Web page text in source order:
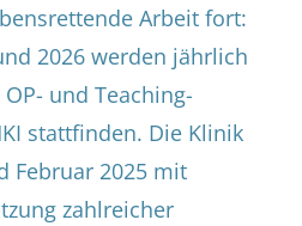
Arbeit fort:
2026 werden jährlich
und Teaching-
stattfinden. Die Klinik
Februar 2025 mit
zahlreicher